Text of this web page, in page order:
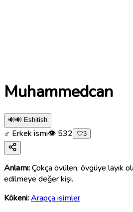
Muhammedcan
🔊🔊 Eshitish
♂ Erkek ismi👁 532 🤍3
Anlamı:Çokça övülen, övgüye layık
edilmeye değer kişi.
Kökeni:Arapça isimler